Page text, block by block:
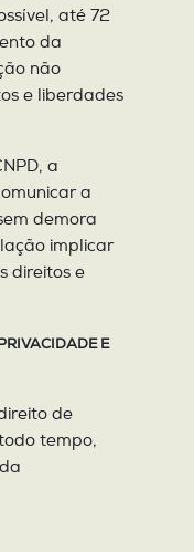
até 72
da
não
e liberdades
a
a
demora
implicar
direitos e
E
de
tempo,